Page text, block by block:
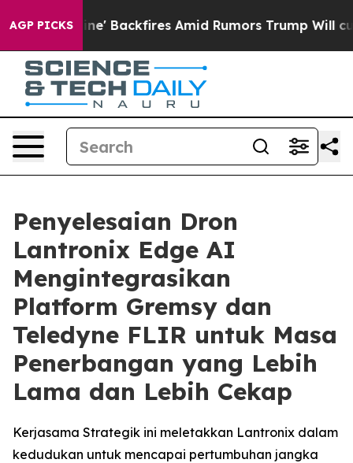
AGP PICKS
Backfires Amid Rumors Trump Will cut Pirro
Penyelesaian Dron
Lantronix Edge AI
Mengintegrasikan
Platform Gremsy dan
Teledyne FLIR untuk Masa
Penerbangan yang Lebih
Lama dan Lebih Cekap
Kerjasama Strategik ini meletakkan Lantronix dalam
kedudukan untuk mencapai pertumbuhan jangka